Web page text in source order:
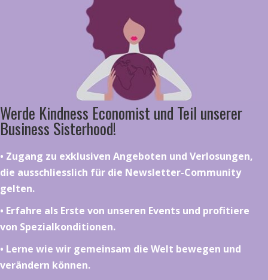
Werde Kindness Economist und Teil unserer
Business Sisterhood!
•⁠ ⁠⁠Zugang zu exklusiven Angeboten und Verlosungen,
die ausschliesslich für die Newsletter-Community
gelten.
•⁠ ⁠⁠Erfahre als Erste von unseren Events und profitiere
von Spezialkonditionen.
•⁠ ⁠⁠Lerne wie wir gemeinsam die Welt bewegen und
verändern können.